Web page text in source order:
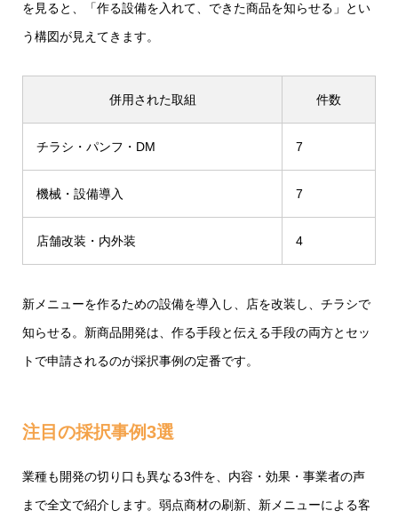
を見ると、「作る設備を入れて、できた商品を知らせる」とい
う構図が見えてきます。
併用された取組 件数
チラシ・パンフ・DM 7
機械・設備導入 7
店舗改装・内外装 4
新メニューを作るための設備を導入し、店を改装し、チラシで
知らせる。新商品開発は、作る手段と伝える手段の両方とセッ
トで申請されるのが採択事例の定番です。
注目の採択事例3選
業種も開発の切り口も異なる3件を、内容・効果・事業者の声
まで全文で紹介します。弱点商材の刷新、新メニューによる客